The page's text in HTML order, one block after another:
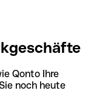
Qonto Ihre
noch heute